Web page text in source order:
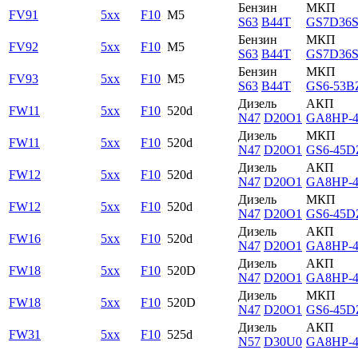
FV91
5xx F10 M5
Бензин
S63 B44T
МКП
FV92
5xx F10 M5
Бензин
S63 B44T
МКП
FV93
5xx F10 M5
Бензин
S63 B44T
МКП
GS6-
FW11
5xx F10 520d
Дизель
N47 D20O1
АКП
GA8HP-
FW11
5xx F10 520d
Дизель
N47 D20O1
МКП
GS6-
FW12
5xx F10 520d
Дизель
N47 D20O1
АКП
GA8HP-
FW12
5xx F10 520d
Дизель
N47 D20O1
МКП
GS6-
FW16
5xx F10 520d
Дизель
N47 D20O1
АКП
GA8HP-
FW18
5xx F10 520D
Дизель
N47 D20O1
АКП
GA8HP-
FW18
5xx F10 520D
Дизель
N47 D20O1
МКП
GS6-
FW31
5xx F10 525d
Дизель
N57 D30U0
АКП
GA8HP-